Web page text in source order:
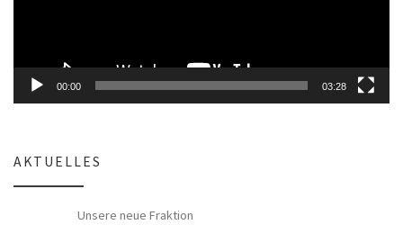
00:00 03:28
AKTUELLES
Unsere neue Fraktion